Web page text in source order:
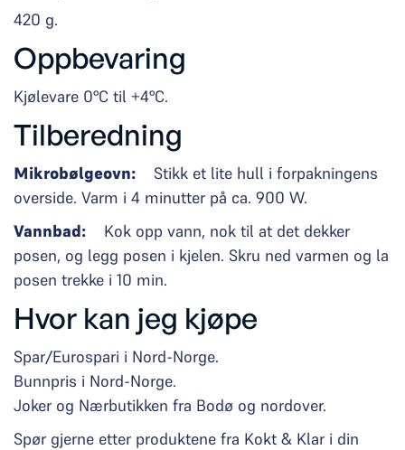
420 g.
Oppbevaring
Kjølevare 0°C til +4°C.
Tilberedning
Mikrobølgeovn:
Stikk et lite hull i forpakningens
overside. Varm i 4 minutter på ca. 900 W.
Vannbad:
Kok opp vann, nok til at det dekker
posen, og legg posen i kjelen. Skru ned varmen og la
posen trekke i 10 min.
Hvor kan jeg kjøpe
Spar/Eurospari i Nord-Norge.
Bunnpris i Nord-Norge.
Joker og Nærbutikken fra Bodø og nordover.
Spør gjerne etter produktene fra Kokt & Klar i din